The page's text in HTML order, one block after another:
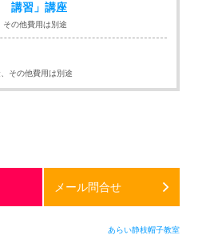
- 講習」講座
の他費用は別途
その他費用は別途
メール問合せ
あらい静枝帽子教室